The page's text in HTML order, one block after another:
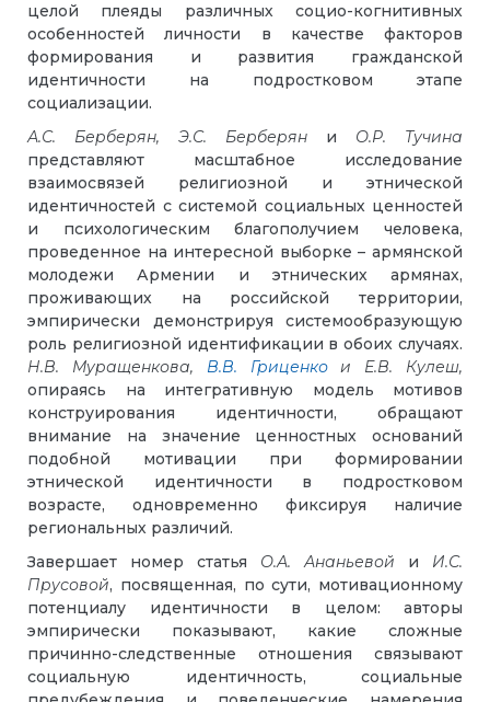
целой плеяды различных социо-когнитивных
особенностей личности в качестве факторов
формирования и развития гражданской
идентичности на подростковом этапе
социализации.
А.С.
Берберян, Э.С. Берберян и О.Р. Тучина
представляют масштабное исследование
взаимосвязей религиозной и этнической
идентичностей с системой социальных ценностей
и психологическим благополучием человека,
проведенное на интересной выборке – армянской
молодежи Армении и этнических армянах,
проживающих на российской территории,
эмпирически демонстрируя системообразующую
роль религиозной идентификации в обоих случаях.
Н.В.
Муращенкова, В.В. Гриценкои Е.В. Кулеш,
опираясь на интегративную модель мотивов
конструирования идентичности, обращают
внимание на значение ценностных оснований
подобной мотивации при формировании
этнической идентичности в подростковом
возрасте, одновременно фиксируя наличие
региональных различий.
Завершает номер статья О.А. Ананьевой и И.С.
Прусовой, посвященная, по сути, мотивационному
потенциалу идентичности в целом: авторы
эмпирически показывают, какие сложные
причинно-следственные отношения связывают
социальную идентичность, социальные